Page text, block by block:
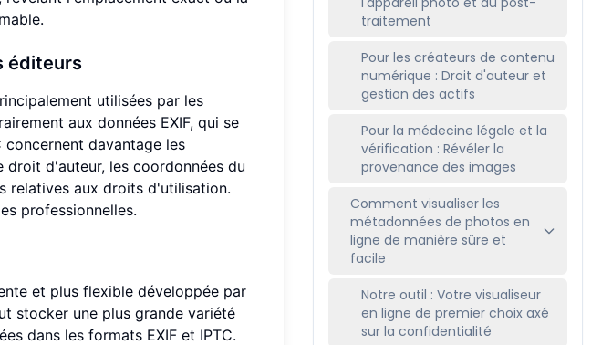
éditeurs
utilisées par les
aux données EXIF, qui se
davantage les
d'auteur, les coordonnées du
relatives aux droits d'utilisation.
professionnelles.
et plus flexible développée par
stocker une plus grande variété
dans les formats EXIF et IPTC.
traitement
Pour les créateurs de contenu
numérique : Droit d'auteur et
gestion des actifs
Pour la médecine légale et la
vérification : Révéler la
provenance des images
Comment visualiser les
métadonnées de photos en
ligne de manière sûre et
facile
Notre outil : Votre visualiseur
en ligne de premier choix axé
sur la confidentialité